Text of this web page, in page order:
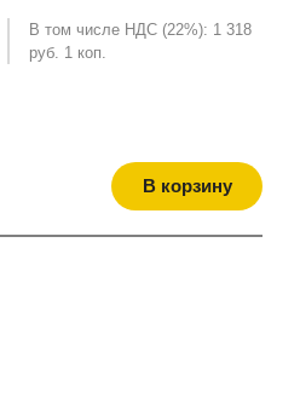
В том числе НДС (22%): 1 318
руб. 1 коп.
В корзину